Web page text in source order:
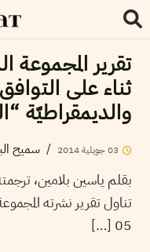
تقرير المجموعة
ثناء على
والديمقراطيّة
03جويلية2014
/ سميح
بقلم ياسين بلامين،
05 […]